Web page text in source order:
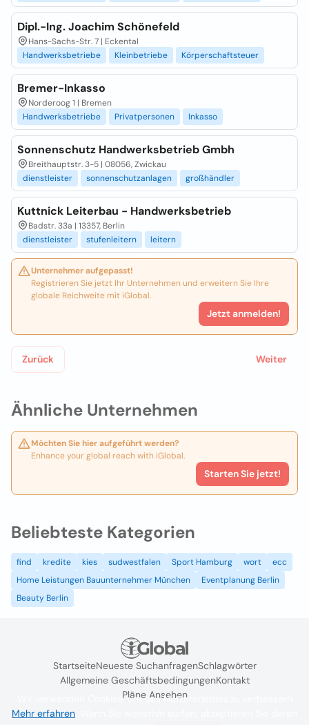
Ähnliche Unternehmen
Möchten Sie hier aufgeführt werden?
Enhance your global reach with iGlobal.
Starten Sie jetzt!
Dipl.-Ing. Joachim Schönefeld
Hans-Sachs-Str. 7 | Eckental
Handwerksbetriebe
Kleinbetriebe Körperschaftsteuer
Bremer-Inkasso
Norderoog 1 | Bremen
Handwerksbetriebe
Privatpersonen Inkasso
Sonnenschutz Handwerksbetrieb Gmbh
Breithauptstr. 3-5 | 08056, Zwickau
dienstleister
sonnenschutzanlagen großhändler
Kuttnick Leiterbau - Handwerksbetrieb
Badstr. 33a | 13357, Berlin
dienstleister
stufenleitern leitern
Unternehmer aufgepasst!
Registrieren Sie jetzt Ihr Unternehmen und erweitern Sie Ihre
globale Reichweite mit iGlobal.
Jetzt anmelden!
Zurück Weiter
Beliebteste Kategorien
find kredite kies sudwestfalen Sport Hamburg wort
ecc
Home Leistungen Bauunternehmer München
Eventplanung Berlin
Beauty Berlin
StartseiteNeueste SuchanfragenSchlagwörter
Allgemeine GeschäftsbedingungenKontakt
Pläne Ansehen
Wir verwenden Cookies, um das Nutzererlebnis zu verbessern
Mehr erfahren